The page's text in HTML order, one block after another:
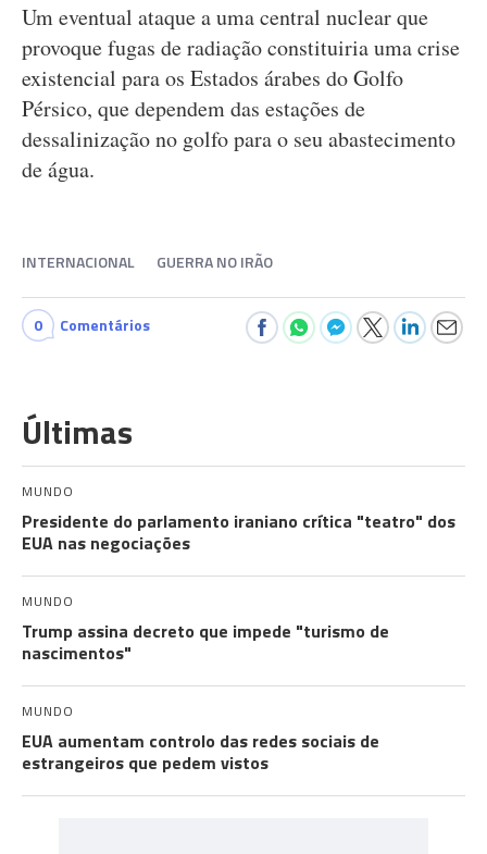
Um eventual ataque a uma central nuclear que
provoque fugas de radiação constituiria uma crise
existencial para os Estados árabes do Golfo
Pérsico, que dependem das estações de
dessalinização no golfo para o seu abastecimento
de água.
INTERNACIONAL GUERRA NO IRÃO
0 Comentários
Últimas
MUNDO
Presidente do parlamento iraniano crítica "teatro" dos
EUA nas negociações
MUNDO
Trump assina decreto que impede "turismo de
nascimentos"
MUNDO
EUA aumentam controlo das redes sociais de
estrangeiros que pedem vistos